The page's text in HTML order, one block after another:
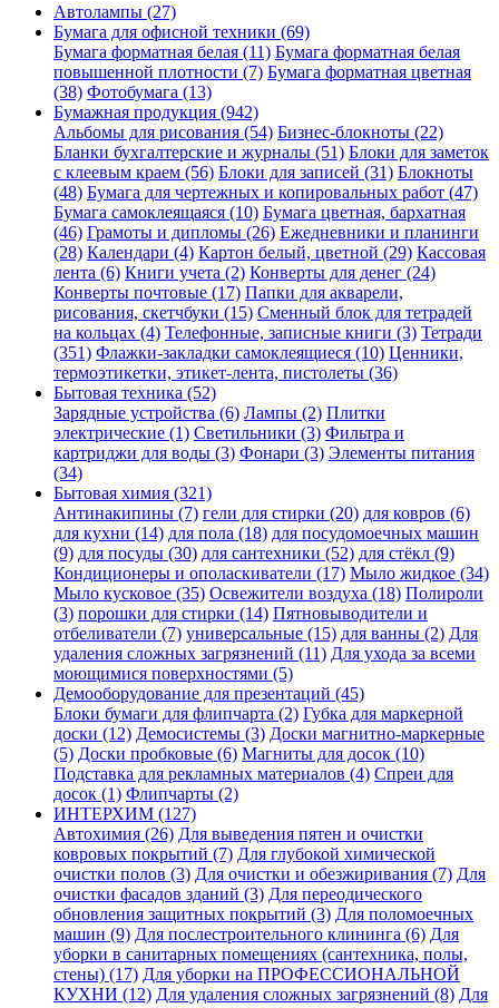
Автолампы (27)
Бумага для офисной техники (69)
Бумага форматная белая (11) Бумага форматная белая
повышенной плотности (7) Бумага форматная цветная
(38) Фотобумага (13)
Бумажная продукция (942)
Альбомы для рисования (54) Бизнес-блокноты (22)
Бланки бухгалтерские и журналы (51) Блоки для заметок
с клеевым краем (56) Блоки для записей (31) Блокноты
(48) Бумага для чертежных и копировальных работ (47)
Бумага самоклеящаяся (10) Бумага цветная, бархатная
(46) Грамоты и дипломы (26) Ежедневники и планинги
(28) Календари (4) Картон белый, цветной (29) Кассовая
лента (6) Книги учета (2) Конверты для денег (24)
Конверты почтовые (17) Папки для акварели,
рисования, скетчбуки (15) Сменный блок для тетрадей
на кольцах (4) Телефонные, записные книги (3) Тетради
(351) Флажки-закладки самоклеящиеся (10) Ценники,
термоэтикетки, этикет-лента, пистолеты (36)
Бытовая техника (52)
Зарядные устройства (6) Лампы (2) Плитки
электрические (1) Светильники (3) Фильтра и
картриджи для воды (3) Фонари (3) Элементы питания
(34)
Бытовая химия (321)
Антинакипины (7) гели для стирки (20) для ковров (6)
для кухни (14) для пола (18) для посудомоечных машин
(9) для посуды (30) для сантехники (52) для стёкл (9)
Кондиционеры и ополаскиватели (17) Мыло жидкое (34)
Мыло кусковое (35) Освежители воздуха (18) Полироли
(3) порошки для стирки (14) Пятновыводители и
отбеливатели (7) универсальные (15) для ванны (2) Для
удаления сложных загрязнений (11) Для ухода за всеми
моющимися поверхностями (5)
Демооборудование для презентаций (45)
Блоки бумаги для флипчарта (2) Губка для маркерной
доски (12) Демосистемы (3) Доски магнитно-маркерные
(5) Доски пробковые (6) Магниты для досок (10)
Подставка для рекламных материалов (4) Спреи для
досок (1) Флипчарты (2)
ИНТЕРХИМ (127)
Автохимия (26) Для выведения пятен и очистки
ковровых покрытий (7) Для глубокой химической
очистки полов (3) Для очистки и обезжиривания (7) Для
очистки фасадов зданий (3) Для переодического
обновления защитных покрытий (3) Для поломоечных
машин (9) Для послестроительного клининга (6) Для
уборки в санитарных помещениях (сантехника, полы,
стены) (17) Для уборки на ПРОФЕССИОНАЛЬНОЙ
КУХНИ (12) Для удаления сложных загрязнений (8) Для